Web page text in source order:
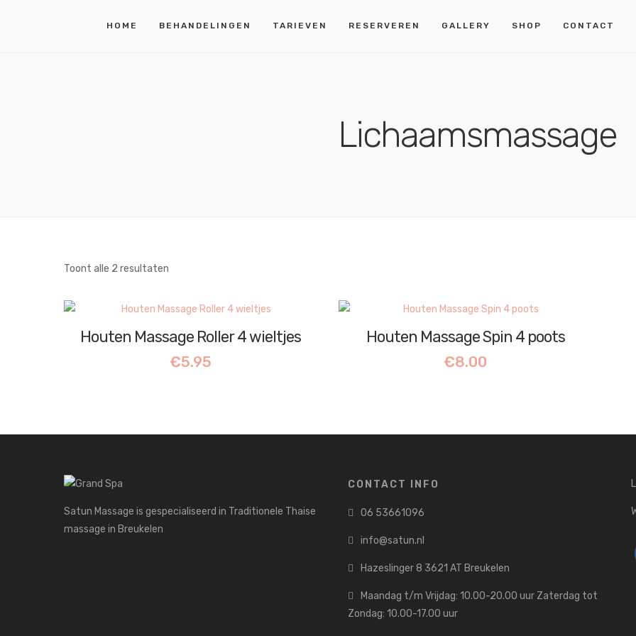
HOME BEHANDELINGEN TARIEVEN RESERVEREN GALLERY SHOP CONTACT
Lichaamsmassage
Toont alle 2 resultaten
populariteit
Houten Massage Roller 4 wieltjes
€5.95
Houten Massage Spin 4 poots
€8.00
Satun Massage is gespecialiseerd in Traditionele Thaise
massage in Breukelen
CONTACT INFO
06 53661096
info@satun.nl
Hazeslinger 8 3621 AT Breukelen
Maandag t/m Vrijdag: 10.00-20.00 uur Zaterdag tot
Zondag: 10.00-17.00 uur